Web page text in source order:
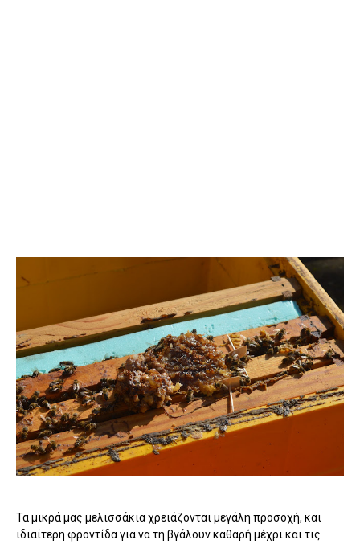
Τα μικρά μας μελισσάκια χρειάζονται μεγάλη προσοχή, και
ιδιαίτερη φροντίδα για να τη βγάλουν καθαρή μέχρι και τις